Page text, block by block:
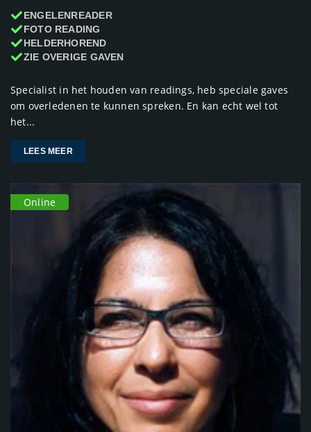
ENGELENREADER
FOTO READING
HELDERHOREND
ZIE OVERIGE GAVEN
Specialist in het houden van readings, heb speciale gaves
om overledenen te kunnen spreken. En kan echt wel tot
het...
LEES MEER
Online